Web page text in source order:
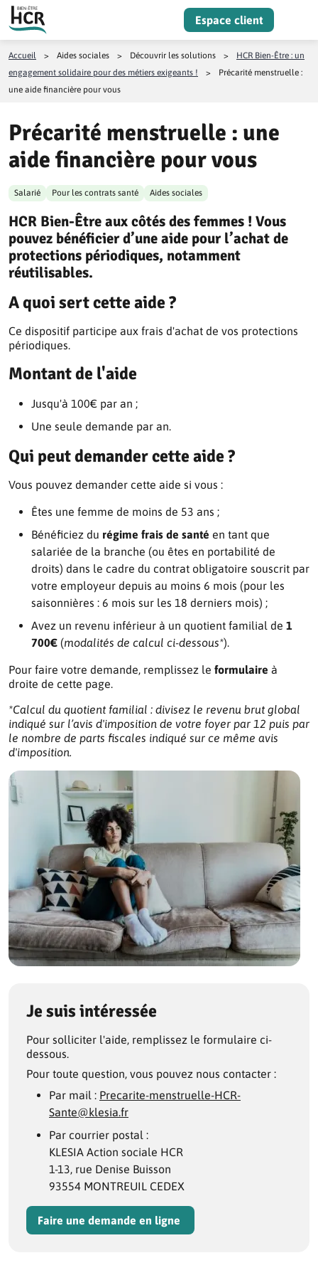
Aller au contenu
Espace client
Accueil > Aides sociales > Découvrir les solutions >
HCR Bien-Être : un
engagement solidaire pour des métiers exigeants !
>
Précarité menstruelle :
une aide financière pour vous
Précarité menstruelle : une
aide financière pour vous
Salarié Pour les contrats santé Aides sociales
HCR Bien-Être aux côtés des femmes ! Vous
pouvez bénéficier d’une aide pour l’achat de
protections périodiques, notamment
réutilisables.
A quoi sert cette aide ?
Ce dispositif participe aux frais d'achat de vos protections
périodiques.
Montant de l'aide
Jusqu'à 100€ par an ;
Une seule demande par an.
Qui peut demander cette aide ?
Vous pouvez demander cette aide si vous :
Êtes une femme de moins de 53 ans ;
Bénéficiez du régime frais de santé en tant que
salariée de la branche (ou êtes en portabilité de
droits) dans le cadre du contrat obligatoire souscrit par
votre employeur depuis au moins 6 mois (pour les
saisonnières : 6 mois sur les 18 derniers mois) ;
Avez un revenu inférieur à un quotient familial de 1
700€ (modalités de calcul ci-dessous*).
Pour faire votre demande, remplissez le formulaire à
droite de cette page.
*Calcul du quotient familial : divisez le revenu brut global
indiqué sur l’avis d'imposition de votre foyer par 12 puis par
le nombre de parts fiscales indiqué sur ce même avis
d'imposition.
Je suis intéressée
Pour solliciter l'aide, remplissez le formulaire ci-
dessous.
Pour toute question, vous pouvez nous contacter :
Par mail : Precarite-menstruelle-HCR-
Sante@klesia.fr
Par courrier postal :
KLESIA Action sociale HCR
1-13, rue Denise Buisson
93554 MONTREUIL CEDEX
Faire une demande en ligne